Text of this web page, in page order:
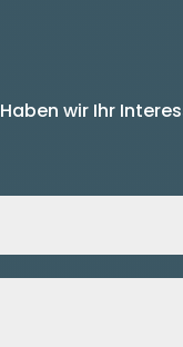
Haben wir Ihr